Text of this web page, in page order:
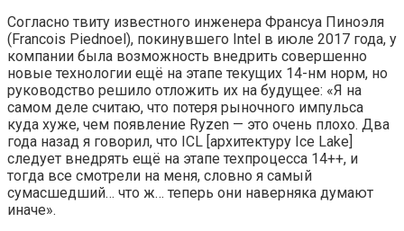
Согласно твиту известного инженера Франсуа Пиноэля
(Francois Piednoel), покинувшего Intel в июле 2017 года, у
компании была возможность внедрить совершенно
новые технологии ещё на этапе текущих 14-нм норм, но
руководство решило отложить их на будущее: «Я на
самом деле считаю, что потеря рыночного импульса
куда хуже, чем появление Ryzen — это очень плохо. Два
года назад я говорил, что ICL [архитектуру Ice Lake]
следует внедрять ещё на этапе техпроцесса 14++, и
тогда все смотрели на меня, словно я самый
сумасшедший… что ж… теперь они наверняка думают
иначе».